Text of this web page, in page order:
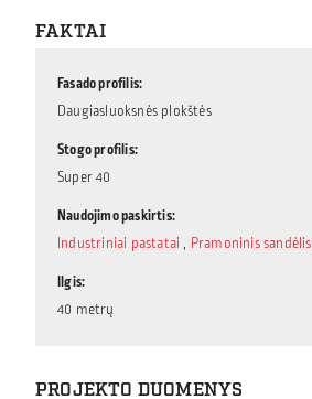
FAKTAI
Fasado profilis
Daugiasluoksnės plokštės
Stogo profilis
Super 40
Naudojimo paskirtis
Industriniai pastatai , Pramoninis sandėlis
Ilgis
40 metrų
PROJEKTO DUOMENYS